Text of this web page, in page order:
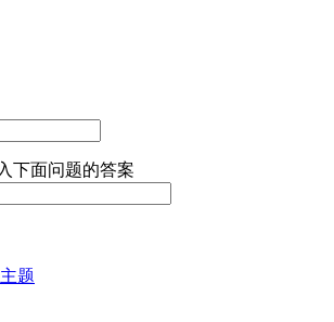
下面问题的答案
题